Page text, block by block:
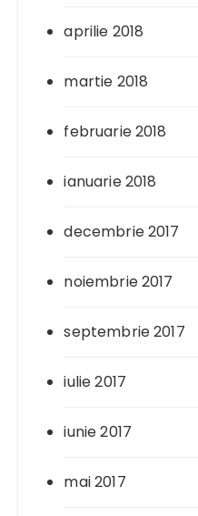
aprilie 2018
martie 2018
februarie 2018
ianuarie 2018
decembrie 2017
noiembrie 2017
septembrie 2017
iulie 2017
iunie 2017
mai 2017